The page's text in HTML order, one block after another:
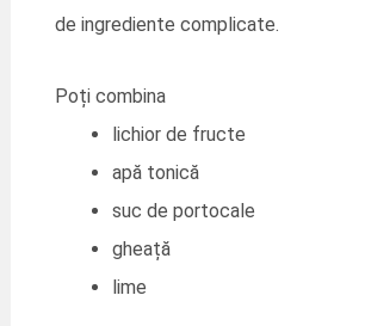
de ingrediente complicate.
Poți combina
lichior de fructe
apă tonică
suc de portocale
gheață
lime